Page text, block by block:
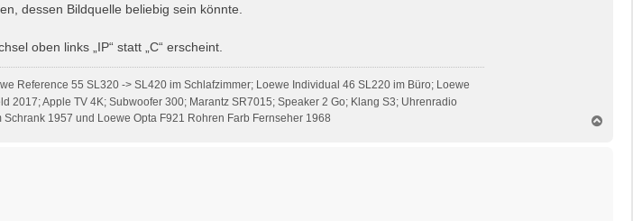
dessen Bildquelle beliebig sein könnte.
oben links „IP“ statt „C“ erscheint.
Reference 55 SL320 -> SL420 im Schlafzimmer; Loewe Individual 46 SL220 im Büro; Loewe
2017; Apple TV 4K; Subwoofer 300; Marantz SR7015; Speaker 2 Go; Klang S3; Uhrenradio
1957 und Loewe Opta F921 Rohren Farb Fernseher 1968